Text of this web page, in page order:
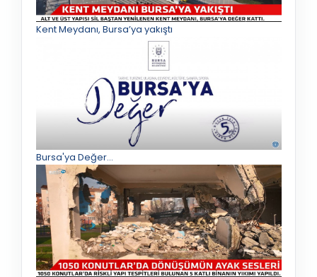
Kent Meydanı, Bursa’ya yakıştı
Bursa'ya Değer...